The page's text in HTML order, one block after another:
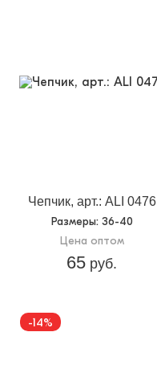
Чепчик, арт.: ALI 0476
Размеры: 36-40
Цена оптом
65 руб.
-14%